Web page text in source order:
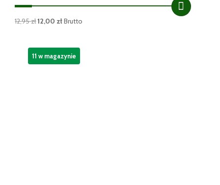
12,95złPierwotna
12,95 zł.
12,00 złAktualna
12,00 zł.
Brutto
11 w magazynie